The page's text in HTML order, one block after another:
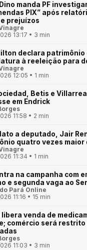
manda PF
PIX” após
prejuízos
13:17 • 3 min
declara patrimônio
à reeleição para
12:05 • 1 min
Betis e
em Endrick
11:58 • 2 min
a deputado, Jair
quatro vezes maior
11:34 • 1 min
na campanha com
e segunda vaga ao
Pará Online
11:16 • 15 min
libera venda de
comércio será
11:03 • 3 min